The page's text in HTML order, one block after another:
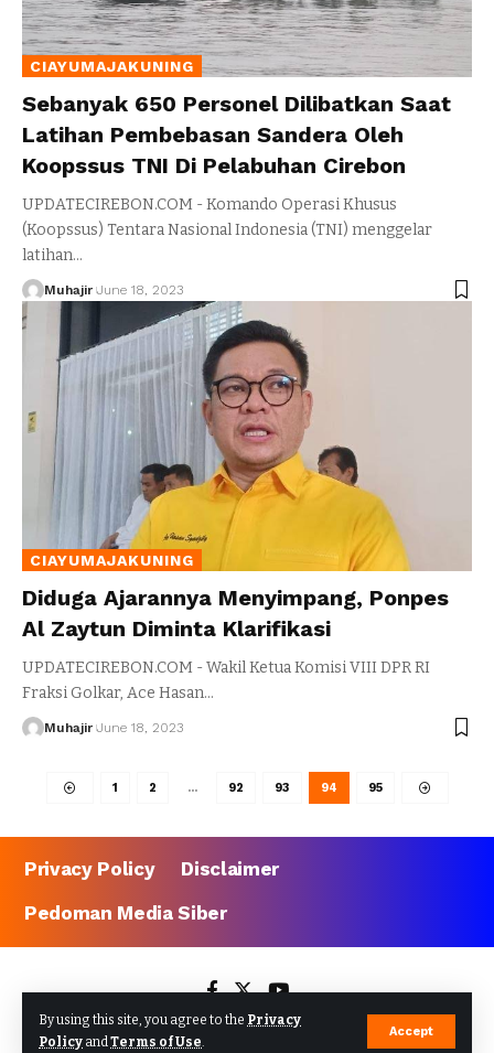
By using this site, you agree to the Privacy
Policy andTerms of Use.
Accept
CIAYUMAJAKUNING
Sebanyak 650 Personel Dilibatkan Saat
Latihan Pembebasan Sandera Oleh
Koopssus TNI Di Pelabuhan Cirebon
UPDATECIREBON.COM - Komando Operasi Khusus
(Koopssus) Tentara Nasional Indonesia (TNI) menggelar
latihan…
Muhajir June 18, 2023
CIAYUMAJAKUNING
Diduga Ajarannya Menyimpang, Ponpes
Al Zaytun Diminta Klarifikasi
UPDATECIREBON.COM - Wakil Ketua Komisi VIII DPR RI
Fraksi Golkar, Ace Hasan…
Muhajir June 18, 2023
1 2 … 92 93 94 95
Privacy Policy
Disclaimer
Pedoman Media Siber